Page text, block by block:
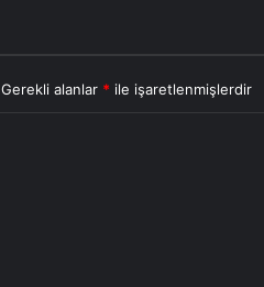
Gerekli alanlar * ile işaretlenmişlerdir